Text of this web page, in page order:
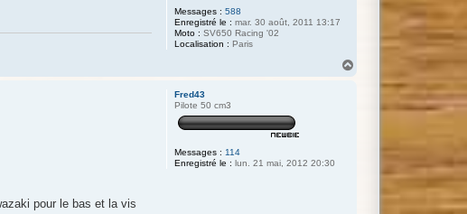
Messages : 588
Enregistré le : mar. 30 août, 2011 13:17
Moto : SV650 Racing '02
Localisation : Paris
Fred43
Pilote 50 cm3
Messages : 114
Enregistré le : lun. 21 mai, 2012 20:30
pour le bas et la vis